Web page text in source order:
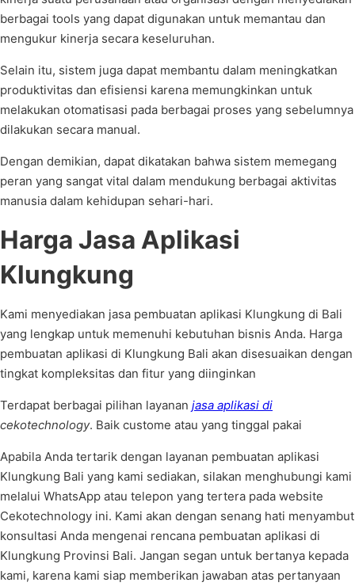
berbagai tools yang dapat digunakan untuk memantau dan
mengukur kinerja secara keseluruhan.
Selain itu, sistem juga dapat membantu dalam meningkatkan
produktivitas dan efisiensi karena memungkinkan untuk
melakukan otomatisasi pada berbagai proses yang sebelumnya
dilakukan secara manual.
Dengan demikian, dapat dikatakan bahwa sistem memegang
peran yang sangat vital dalam mendukung berbagai aktivitas
manusia dalam kehidupan sehari-hari.
Harga Jasa Aplikasi
Klungkung
Kami menyediakan jasa pembuatan aplikasi Klungkung di Bali
yang lengkap untuk memenuhi kebutuhan bisnis Anda. Harga
pembuatan aplikasi di Klungkung Bali akan disesuaikan dengan
tingkat kompleksitas dan fitur yang diinginkan
Terdapat berbagai pilihan layanan jasa aplikasi di
cekotechnology. Baik custome atau yang tinggal pakai
Apabila Anda tertarik dengan layanan pembuatan aplikasi
Klungkung Bali yang kami sediakan, silakan menghubungi kami
melalui WhatsApp atau telepon yang tertera pada website
Cekotechnology ini. Kami akan dengan senang hati menyambut
konsultasi Anda mengenai rencana pembuatan aplikasi di
Klungkung Provinsi Bali. Jangan segan untuk bertanya kepada
kami, karena kami siap memberikan jawaban atas pertanyaan